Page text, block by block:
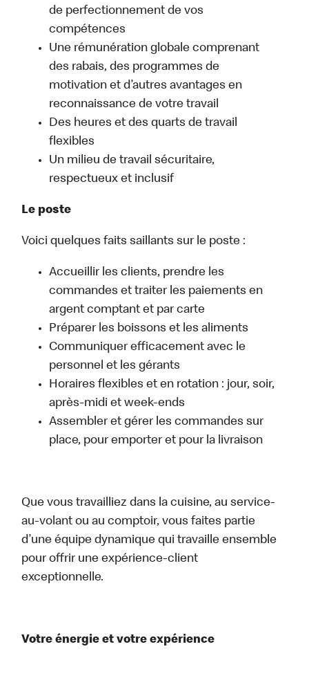
de perfectionnement de vos
compétences
Une rémunération globale comprenant
des rabais, des programmes de
motivation et d’autres avantages en
reconnaissance de votre travail
Des heures et des quarts de travail
flexibles
Un milieu de travail sécuritaire,
respectueux et inclusif
Le poste
Voici quelques faits saillants sur le poste :
Accueillir les clients, prendre les
commandes et traiter les paiements en
argent comptant et par carte
Préparer les boissons et les aliments
Communiquer efficacement avec le
personnel et les gérants
Horaires flexibles et en rotation : jour, soir,
après-midi et week-ends
Assembler et gérer les commandes sur
place, pour emporter et pour la livraison
Que vous travailliez dans la cuisine, au service-
au-volant ou au comptoir, vous faites partie
d’une équipe dynamique qui travaille ensemble
pour offrir une expérience-client
exceptionnelle.
Votre énergie et votre expérience